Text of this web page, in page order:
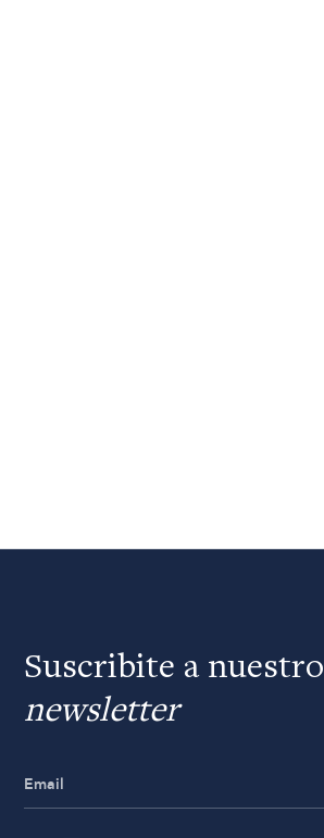
Suscribite a nuestro
newsletter